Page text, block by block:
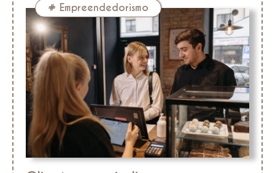
# Empreendedorismo